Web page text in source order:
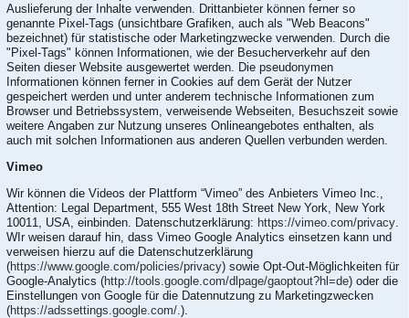
Auslieferung der Inhalte verwenden. Drittanbieter können ferner so
genannte Pixel-Tags (unsichtbare Grafiken, auch als "Web Beacons"
bezeichnet) für statistische oder Marketingzwecke verwenden. Durch die
"Pixel-Tags" können Informationen, wie der Besucherverkehr auf den
Seiten dieser Website ausgewertet werden. Die pseudonymen
Informationen können ferner in Cookies auf dem Gerät der Nutzer
gespeichert werden und unter anderem technische Informationen zum
Browser und Betriebssystem, verweisende Webseiten, Besuchszeit sowie
weitere Angaben zur Nutzung unseres Onlineangebotes enthalten, als
auch mit solchen Informationen aus anderen Quellen verbunden werden.
Vimeo
Wir können die Videos der Plattform “Vimeo” des Anbieters Vimeo Inc.,
Attention: Legal Department, 555 West 18th Street New York, New York
10011, USA, einbinden. Datenschutzerklärung: https://vimeo.com/privacy
WIr weisen darauf hin, dass Vimeo Google Analytics einsetzen kann und
verweisen hierzu auf die Datenschutzerklärung
(https://www.google.com/policies/privacy) sowie Opt-Out-Möglichkeiten für
Google-Analytics (http://tools.google.com/dlpage/gaoptout?hl=de) oder die
Einstellungen von Google für die Datennutzung zu Marketingzwecken
(https://adssettings.google.com/. ).